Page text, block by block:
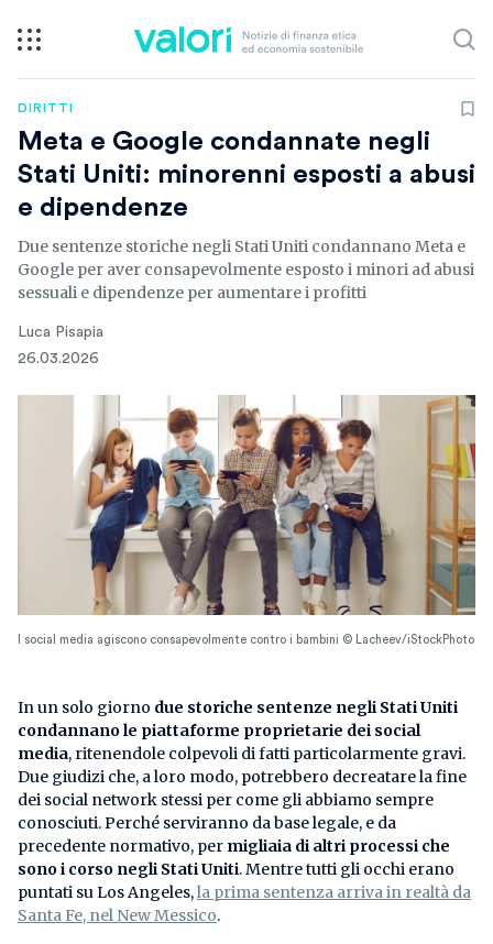
DIRITTI
Meta e Google condannate negli
Stati Uniti: minorenni esposti a abusi
e dipendenze
Due sentenze storiche negli Stati Uniti condannano Meta e
Google per aver consapevolmente esposto i minori ad abusi
sessuali e dipendenze per aumentare i profitti
Luca Pisapia
26.03.2026
I social media agiscono consapevolmente contro i bambini © Lacheev/iStockPhoto
In un solo giorno due storiche sentenze negli Stati Uniti
condannano le piattaforme proprietarie dei social
media, ritenendole colpevoli di fatti particolarmente gravi.
Due giudizi che, a loro modo, potrebbero decreatare la fine
dei social network stessi per come gli abbiamo sempre
conosciuti. Perché serviranno da base legale, e da
precedente normativo, per migliaia di altri processi che
sono i corso negli Stati Uniti. Mentre tutti gli occhi erano
puntati su Los Angeles,la prima sentenza arriva in realtà da
Santa Fe, nel New Messico.